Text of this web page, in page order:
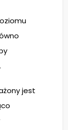
jest